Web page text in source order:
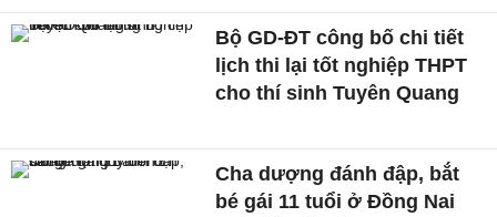
Bộ GD-ĐT công bố chi tiết
lịch thi lại tốt nghiệp THPT
cho thí sinh Tuyên Quang
Cha dượng đánh đập, bắt
bé gái 11 tuổi ở Đồng Nai